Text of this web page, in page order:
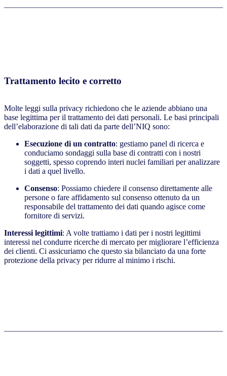
Trattamento lecito e corretto
Molte leggi sulla privacy richiedono che le aziende abbiano una
base legittima per il trattamento dei dati personali. Le basi principali
dell’elaborazione di tali dati da parte dell’NIQ sono:
Esecuzione di un contratto: gestiamo panel di ricerca e
conduciamo sondaggi sulla base di contratti con i nostri
soggetti, spesso coprendo interi nuclei familiari per analizzare
i dati a quel livello.
Consenso: Possiamo chiedere il consenso direttamente alle
persone o fare affidamento sul consenso ottenuto da un
responsabile del trattamento dei dati quando agisce come
fornitore di servizi.
Interessi legittimi: A volte trattiamo i dati per i nostri legittimi
interessi nel condurre ricerche di mercato per migliorare l’efficienza
dei clienti. Ci assicuriamo che questo sia bilanciato da una forte
protezione della privacy per ridurre al minimo i rischi.